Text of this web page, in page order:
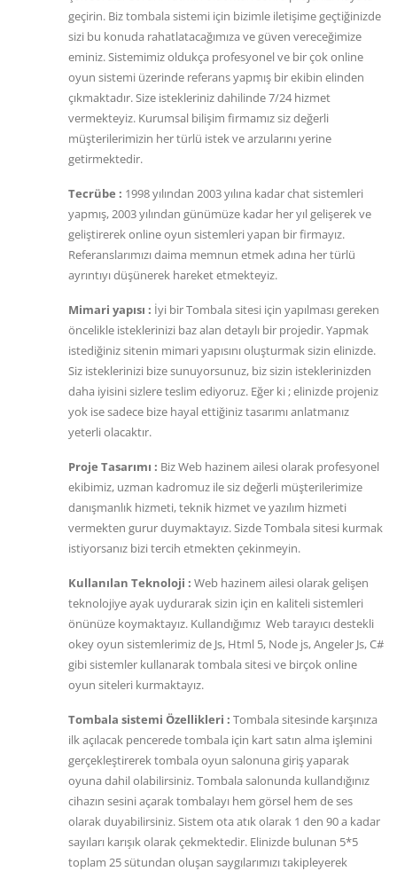
geçirin. Biz tombala sistemi için bizimle iletişime geçtiğinizde
sizi bu konuda rahatlatacağımıza ve güven vereceğimize
eminiz. Sistemimiz oldukça profesyonel ve bir çok online
oyun sistemi üzerinde referans yapmış bir ekibin elinden
çıkmaktadır. Size istekleriniz dahilinde 7/24 hizmet
vermekteyiz. Kurumsal bilişim firmamız siz değerli
müşterilerimizin her türlü istek ve arzularını yerine
getirmektedir.
Tecrübe : 1998 yılından 2003 yılına kadar chat sistemleri
yapmış, 2003 yılından günümüze kadar her yıl gelişerek ve
geliştirerek online oyun sistemleri yapan bir firmayız.
Referanslarımızı daima memnun etmek adına her türlü
ayrıntıyı düşünerek hareket etmekteyiz.
Mimari yapısı : İyi bir Tombala sitesi için yapılması gereken
öncelikle isteklerinizi baz alan detaylı bir projedir. Yapmak
istediğiniz sitenin mimari yapısını oluşturmak sizin elinizde.
Siz isteklerinizi bize sunuyorsunuz, biz sizin isteklerinizden
daha iyisini sizlere teslim ediyoruz. Eğer ki ; elinizde projeniz
yok ise sadece bize hayal ettiğiniz tasarımı anlatmanız
yeterli olacaktır.
Proje Tasarımı : Biz Web hazinem ailesi olarak profesyonel
ekibimiz, uzman kadromuz ile siz değerli müşterilerimize
danışmanlık hizmeti, teknik hizmet ve yazılım hizmeti
vermekten gurur duymaktayız. Sizde Tombala sitesi kurmak
istiyorsanız bizi tercih etmekten çekinmeyin.
Kullanılan Teknoloji : Web hazinem ailesi olarak gelişen
teknolojiye ayak uydurarak sizin için en kaliteli sistemleri
önünüze koymaktayız. Kullandığımız Web tarayıcı destekli
okey oyun sistemlerimiz de Js, Html 5, Node js, Angeler Js, C#
gibi sistemler kullanarak tombala sitesi ve birçok online
oyun siteleri kurmaktayız.
Tombala sistemi Özellikleri : Tombala sitesinde karşınıza
ilk açılacak pencerede tombala için kart satın alma işlemini
gerçekleştirerek tombala oyun salonuna giriş yaparak
oyuna dahil olabilirsiniz. Tombala salonunda kullandığınız
cihazın sesini açarak tombalayı hem görsel hem de ses
olarak duyabilirsiniz. Sistem ota atık olarak 1 den 90 a kadar
sayıları karışık olarak çekmektedir. Elinizde bulunan 5*5
toplam 25 sütundan oluşan saygılarımızı takipleyerek